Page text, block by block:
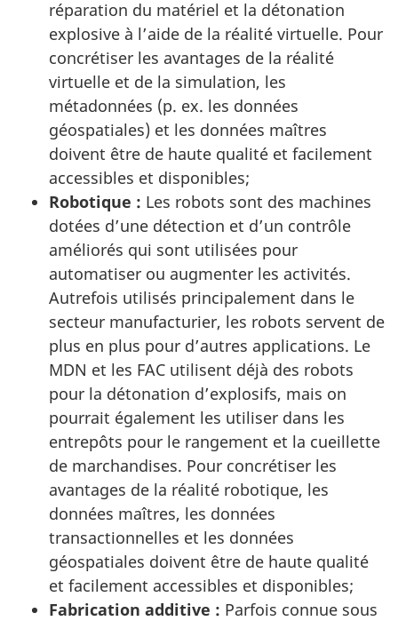
réparation du matériel et la détonation
explosive à l’aide de la réalité virtuelle. Pour
concrétiser les avantages de la réalité
virtuelle et de la simulation, les
métadonnées (p. ex. les données
géospatiales) et les données maîtres
doivent être de haute qualité et facilement
accessibles et disponibles;
Robotique : Les robots sont des machines
dotées d’une détection et d’un contrôle
améliorés qui sont utilisées pour
automatiser ou augmenter les activités.
Autrefois utilisés principalement dans le
secteur manufacturier, les robots servent de
plus en plus pour d’autres applications. Le
MDN et les FAC utilisent déjà des robots
pour la détonation d’explosifs, mais on
pourrait également les utiliser dans les
entrepôts pour le rangement et la cueillette
de marchandises. Pour concrétiser les
avantages de la réalité robotique, les
données maîtres, les données
transactionnelles et les données
géospatiales doivent être de haute qualité
et facilement accessibles et disponibles;
Fabrication additive : Parfois connue sous